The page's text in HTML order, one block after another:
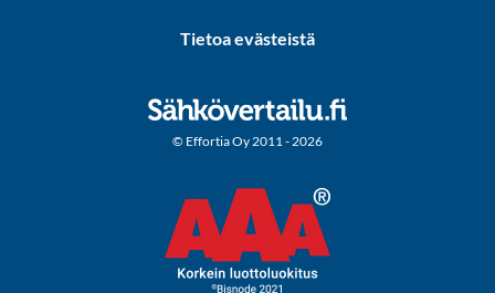
Tietoa evästeistä
© Effortia Oy 2011 - 2026